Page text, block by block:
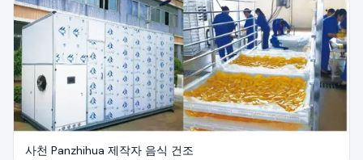
사천 Panzhihua 제작자 음식 건조